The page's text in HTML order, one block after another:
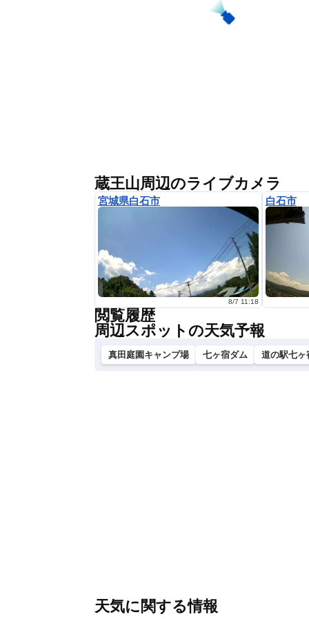
蔵王山周辺のライブカメラ
宮城県白石市
8/7 11:18
白石市
閲覧履歴
周辺スポットの天気予報
真田庭園キャンプ場 七ヶ宿ダム 道の駅七ヶ
天気に関する情報